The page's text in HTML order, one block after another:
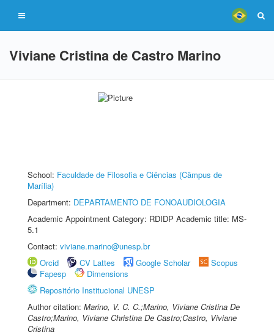
Viviane Cristina de Castro Marino
School: Faculdade de Filosofia e Ciências (Câmpus de
Marília)
Department: DEPARTAMENTO DE FONOAUDIOLOGIA
Academic Appointment Category: RDIDP Academic title: MS-
5.1
Contact: viviane.marino@unesp.br
Orcid
CV Lattes Google Scholar
Scopus
Fapesp
Dimensions
Repositório Institucional UNESP
Author citation: Marino, V. C. C.;Marino, Viviane Cristina De
Castro;Marino, Viviane Christina De Castro;Castro, Viviane
Cristina